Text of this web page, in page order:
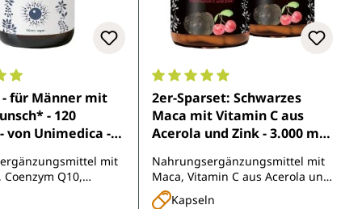
Bewertung von 5 von 5 Sternen
für Männer mit
- 120
von Unimedica -
mit
Q10,
Durchschnittliche Bewertung von
2er-Sparset: Schwarzes
Maca mit Vitamin C aus
Acerola und Zink - 3.000 mg
2 x 180 Kapseln - von
Unimedica
Nahrungsergänzungsmittel mit
Maca, Vitamin C aus Acerola und
Zink
Kapseln